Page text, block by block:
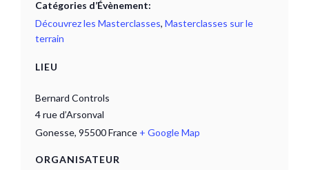
Catégories d’Évènement:
Découvrez les Masterclasses, Masterclasses sur le
terrain
LIEU
Bernard Controls
4 rue d’Arsonval
Gonesse, 95500France + Google Map
ORGANISATEUR